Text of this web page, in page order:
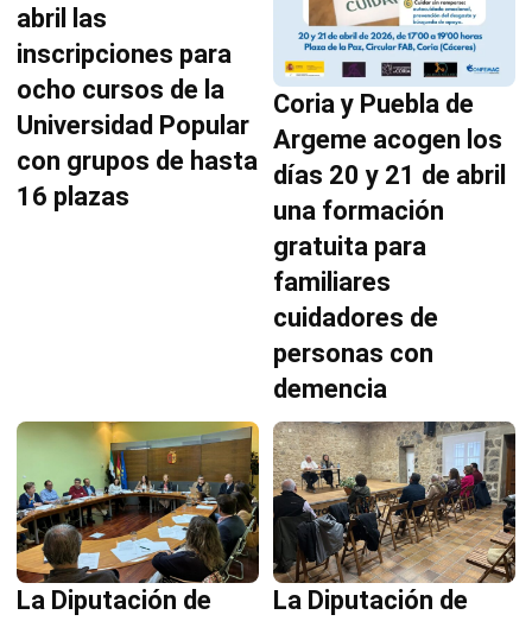
abril las
inscripciones para
ocho cursos de la
Universidad Popular
con grupos de hasta
16 plazas
Coria y Puebla de
Argeme acogen los
días 20 y 21 de abril
una formación
gratuita para
familiares
cuidadores de
personas con
demencia
La Diputación de
La Diputación de